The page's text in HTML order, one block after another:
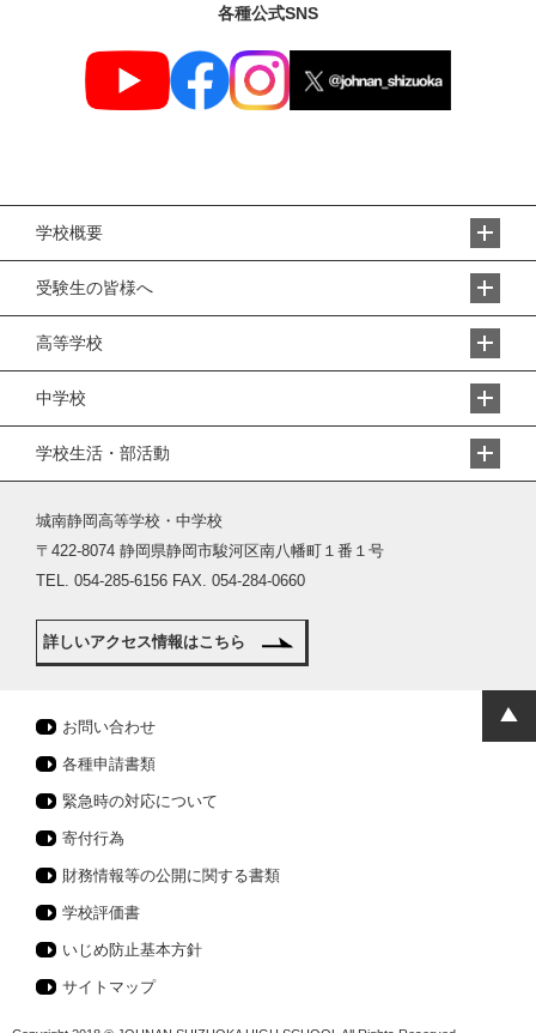
各種公式SNS
学校概要
受験生の皆様へ
高等学校
中学校
学校生活・部活動
城南静岡高等学校・中学校
〒422-8074 静岡県静岡市駿河区南八幡町１番１号
TEL. 054-285-6156 FAX. 054-284-0660
詳しいアクセス情報はこちら
お問い合わせ
各種申請書類
緊急時の対応について
寄付行為
財務情報等の公開に関する書類
学校評価書
いじめ防止基本方針
サイトマップ